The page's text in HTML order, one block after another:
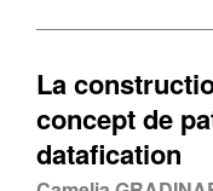
La
concept de
datafication